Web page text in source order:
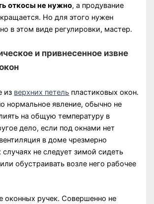
откосы не нужно, а продувание
Но для этого нужен
в этом виде регулировки, мастер.
и привнесенное извне
из верхних петель пластиковых окон.
нормальное явление, обычно не
на общую температуру в
дело, если под окнами нет
в доме чрезмерно
не следует зимой сидеть
обустраивать возле него рабочее
оконных ручек. Совершенно не